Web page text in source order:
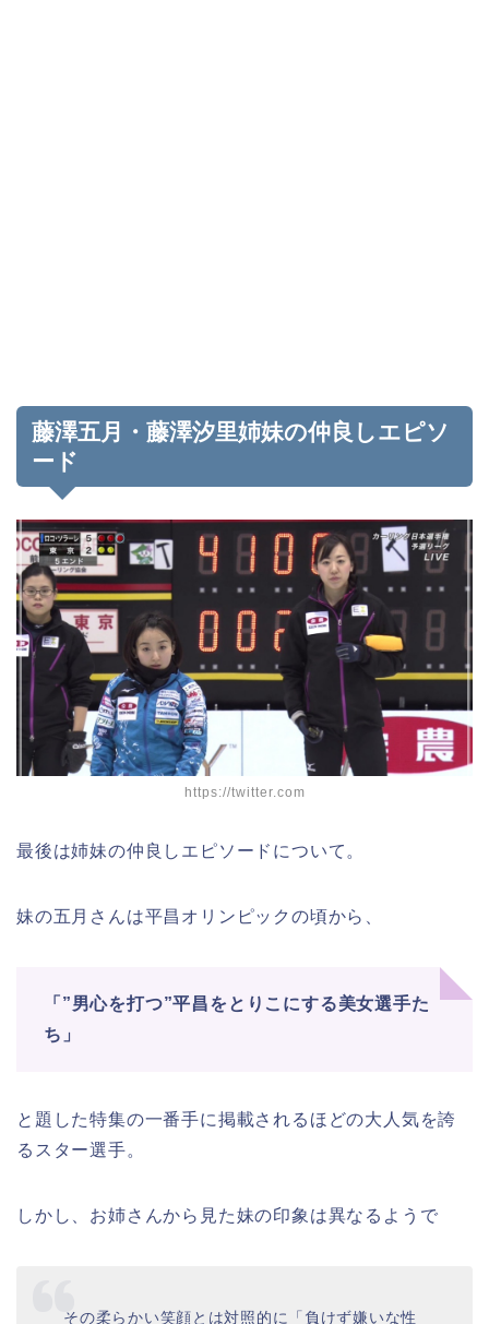
藤澤五月・藤澤汐里姉妹の仲良しエピソ
ード
https://twitter.com
最後は姉妹の仲良しエピソードについて。
妹の五月さんは平昌オリンピックの頃から、
「”男心を打つ”平昌をとりこにする美女選手た
ち」
と題した特集の一番手に掲載されるほどの大人気を誇
るスター選手。
しかし、お姉さんから見た妹の印象は異なるようで
その柔らかい笑顔とは対照的に「負けず嫌いな性